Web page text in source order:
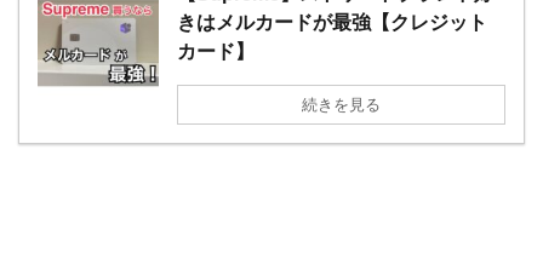
きはメルカードが最強【クレジット
カード】
続きを見る